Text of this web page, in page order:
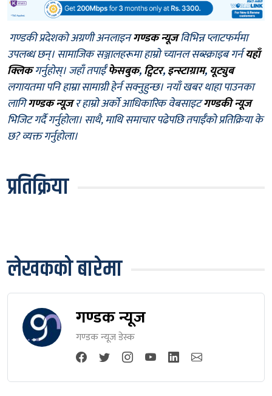
गण्डकी प्रदेशको अग्रणी अनलाइनगण्डक न्यूजविभिन्न प्लाटफर्ममा
उपलब्ध छन्। सामाजिक सञ्जालहरूमा हाम्रो च्यानल सब्स्क्राइब गर्नयहाँ
क्लिकगर्नुहोस्। जहाँ तपाईँफेसबुक,ट्विटर,इन्स्टाग्राम, यूट्युब
लगायतमा पनि हाम्रा सामाग्री हेर्न सक्नुहुन्छ। नयाँ खबर थाहा पाउनका
लागिगण्डक न्यूजर हाम्रो अर्को आधिकारिक वेबसाइटगण्डकी न्यूज
भिजिट गर्दै गर्नुहोला। साथै, माथि समाचार पढेपछि तपाईँको प्रतिक्रिया के
छ? व्यक्त गर्नुहोला।
प्रतिक्रिया
लेखकको बारेमा
गण्डक न्यूज
गण्डक न्यूज डेस्क